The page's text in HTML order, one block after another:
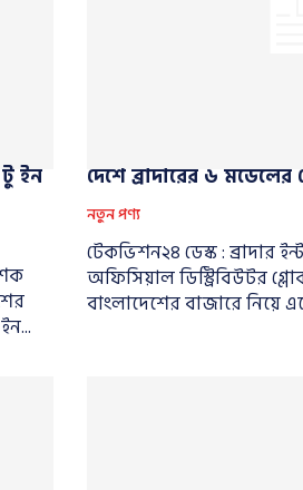
ইন দেশে ব্রাদারের ৬
নতুন পণ্য
টেকভিশন২৪ ডেস্ক : ব্রাদার
অফিসিয়াল ডিস্ট্রিবিউটর
বাংলাদেশের বাজারে নিয়ে